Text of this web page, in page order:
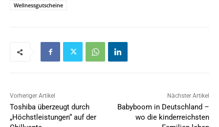
Wellnessgutscheine
Vorheriger Artikel
Toshiba überzeugt durch
„Höchstleistungen“ auf der
Nächster Artikel
Babyboom in Deutschland –
wo die kinderreichsten